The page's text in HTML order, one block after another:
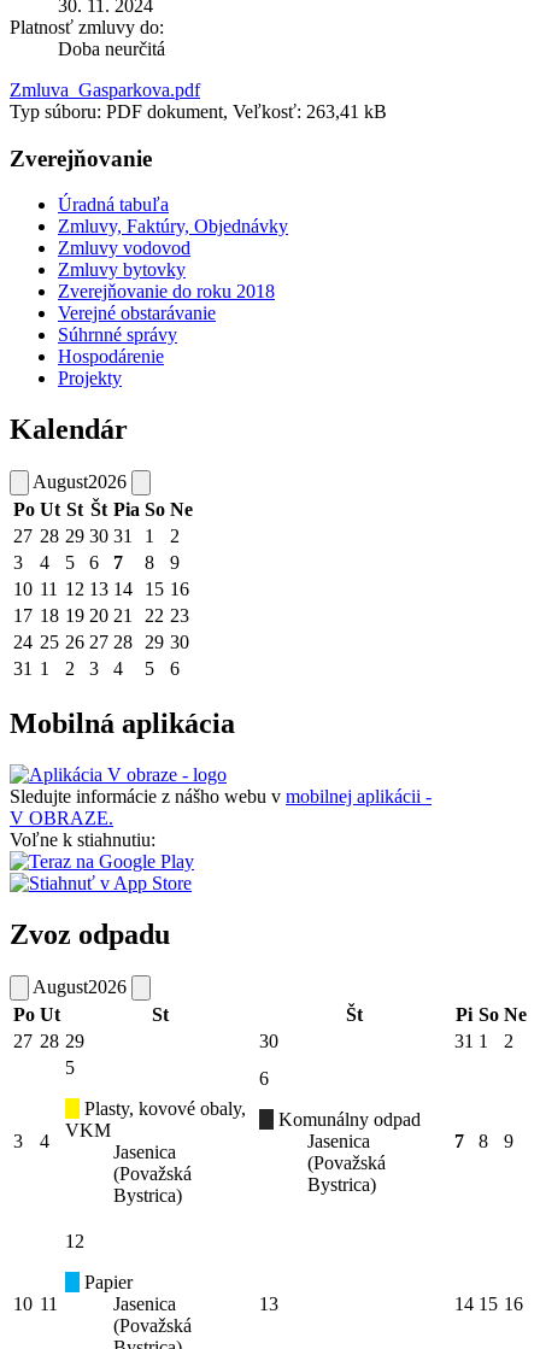
30. 11. 2024
Platnosť zmluvy do:
Doba neurčitá
Zmluva_Gasparkova.pdf
Typ súboru: PDF dokument, Veľkosť: 263,41 kB
Zverejňovanie
Úradná tabuľa
Zmluvy, Faktúry, Objednávky
Zmluvy vodovod
Zmluvy bytovky
Zverejňovanie do roku 2018
Verejné obstarávanie
Súhrnné správy
Hospodárenie
Projekty
Kalendár
August2026
Po Ut St Št Pia So Ne
27 28 29 30 31 1
2
3
4 5 6 7 8
9
10 11 12 13 14 15 16
17 18 19 20 21 22 23
24 25 26 27 28 29 30
31 1 2 3 4 5 6
Mobilná aplikácia
Sledujte informácie z nášho webu v mobilnej aplikácii -
V OBRAZE.
Voľne k stiahnutiu:
Zvoz odpadu
August2026
Po Ut St Št Pi So Ne
27 28 29 30 31 1 2
3 4
5
Plasty, kovové obaly,
VKM
Jasenica
(Považská
Bystrica)
6
Komunálny odpad
Jasenica
(Považská
Bystrica)
7 8 9
10 11
12
Papier
Jasenica
(Považská
13 14 15 16